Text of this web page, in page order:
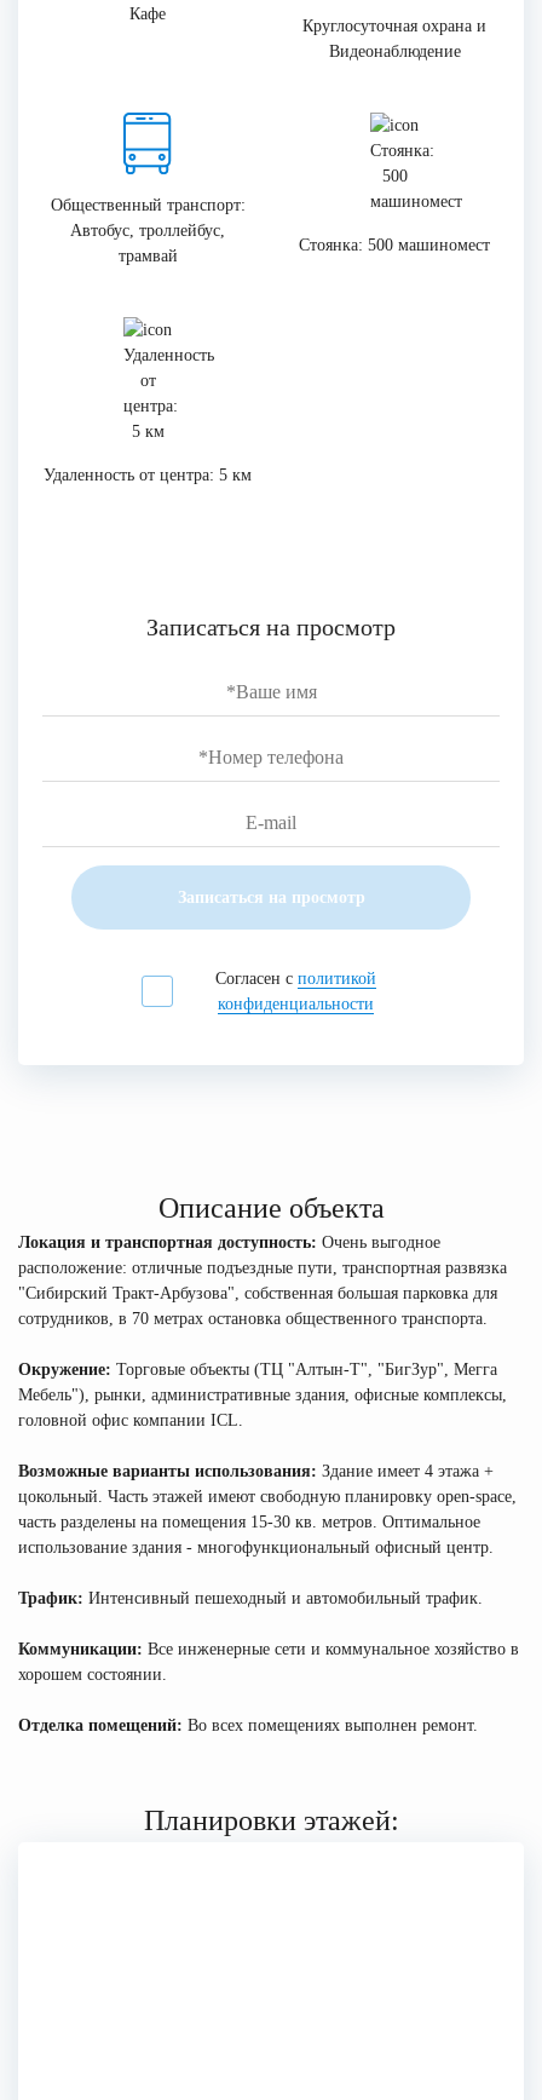
Кафе
Круглосуточная охрана и
Видеонаблюдение
Общественный транспорт:
Автобус, троллейбус,
трамвай
Стоянка: 500 машиномест
Удаленность от центра: 5 км
Записаться на просмотр
Записаться на просмотр
Согласен с политикой
конфиденциальности
Описание объекта
Локация и транспортная доступность: Очень выгодное
расположение: отличные подъездные пути, транспортная развязка
"Сибирский Тракт-Арбузова", собственная большая парковка для
сотрудников, в 70 метрах остановка общественного транспорта.
Окружение: Торговые объекты (ТЦ "Алтын-Т", "БигЗур", Мегга
Мебель"), рынки, административные здания, офисные комплексы,
головной офис компании ICL.
Возможные варианты использования: Здание имеет 4 этажа +
цокольный. Часть этажей имеют свободную планировку open-space,
часть разделены на помещения 15-30 кв. метров. Оптимальное
использование здания - многофункциональный офисный центр.
Трафик: Интенсивный пешеходный и автомобильный трафик.
Коммуникации: Все инженерные сети и коммунальное хозяйство в
хорошем состоянии.
Отделка помещений: Во всех помещениях выполнен ремонт.
Планировки этажей: